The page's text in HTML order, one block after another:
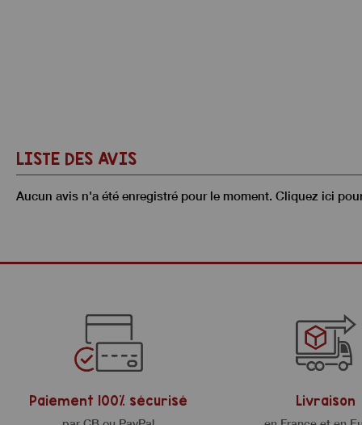
LISTE DES AVIS
Aucun avis n'a été enregistré pour le moment. Cliquez ici
Paiement 100% sécurisé Livraison